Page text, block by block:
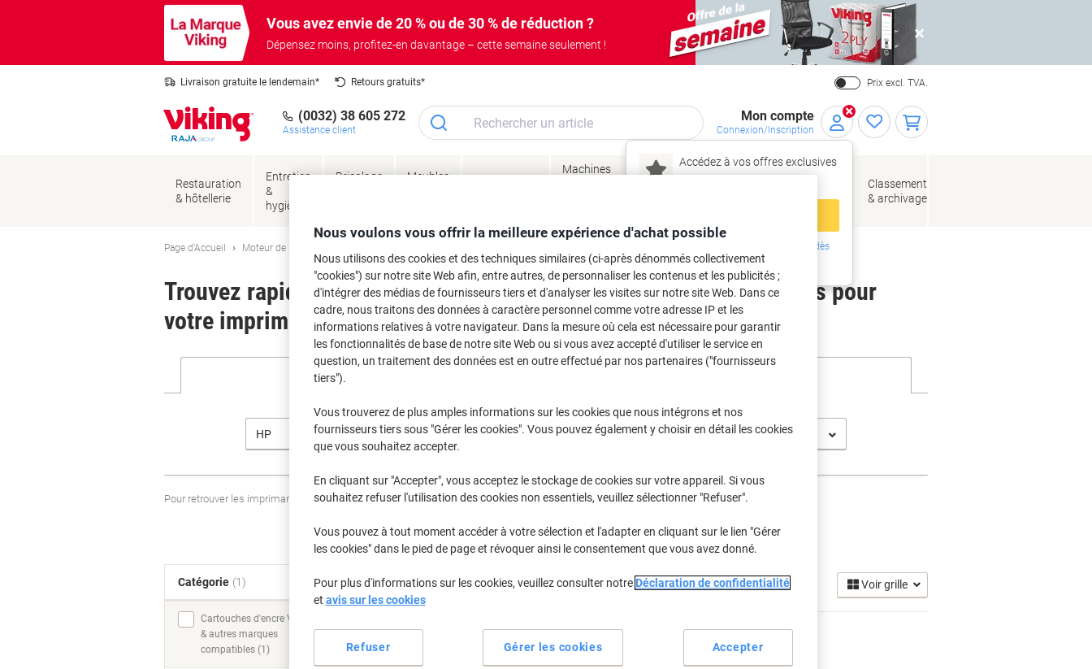
Vous avez envie de 20 % ou de 30 % de réduction ?
Dépensez moins, profitez-en davantage – cette semaine seulement !
Close
Livraison gratuite le lendemain* Retours gratuits* Prix excl. TVA.
(0032) 38 605 272
Assistance client
Mon compte
Connexion/Inscription
Accédez à vos offres exclusives
– connectez‑vous
Inscrivez-vous dès
maintenant
Restauration
& hôtellerie
Entretien
&
hygiène
Bricolage
Meubles
Machines
Encres
Papier,
de bureau
Classement
& archivage
Page d'Accueil Moteur de recherche d'encre et toner
Trouvez rapidement les cartouches d'encre, toners ou les étiquettes pour
votre imprimante.
HP Officejet HP Officejet 5600
Pour retrouver les imprimantes listées et/ou les cartouches précédemment achetéesSe connecter
HP Officejet 5600 Cartouches Jet Encre (1)
Trier par : Voir grille
Catégorie (1)
Cartouches d'encre Viking
& autres marques
compatibles (1)
Nous voulons vous offrir la meilleure expérience d'achat possible
Nous utilisons des cookies et des techniques similaires (ci-après dénommés collectivement
"cookies") sur notre site Web afin, entre autres, de personnaliser les contenus et les publicités ;
d'intégrer des médias de fournisseurs tiers et d'analyser les visites sur notre site Web. Dans ce
cadre, nous traitons des données à caractère personnel comme votre adresse IP et les
informations relatives à votre navigateur. Dans la mesure où cela est nécessaire pour garantir
les fonctionnalités de base de notre site Web ou si vous avez accepté d'utiliser le service en
question, un traitement des données est en outre effectué par nos partenaires ("fournisseurs
tiers").
Vous trouverez de plus amples informations sur les cookies que nous intégrons et nos
fournisseurs tiers sous "Gérer les cookies". Vous pouvez également y choisir en détail les cookies
que vous souhaitez accepter.
En cliquant sur "Accepter", vous acceptez le stockage de cookies sur votre appareil. Si vous
souhaitez refuser l'utilisation des cookies non essentiels, veuillez sélectionner "Refuser".
Vous pouvez à tout moment accéder à votre sélection et l'adapter en cliquant sur le lien "Gérer
les cookies" dans le pied de page et révoquer ainsi le consentement que vous avez donné.
Pour plus d'informations sur les cookies, veuillez consulter notre Déclaration de confidentialité
et avis sur les cookies
Gérer les cookies
Refuser Accepter